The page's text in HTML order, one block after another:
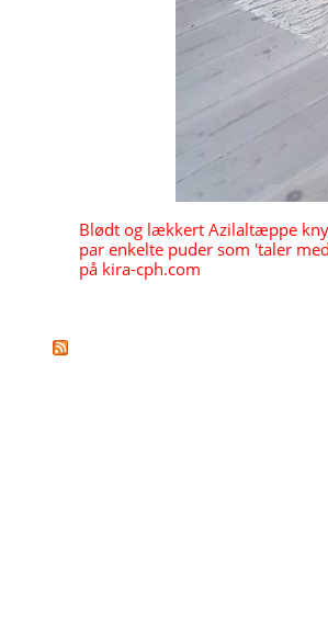
Blødt og lækkert Azilaltæppe
par enkelte puder som 'taler
     på kira-cph.com